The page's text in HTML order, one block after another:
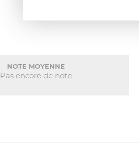
NOTE MOYENNE
Pas encore de note